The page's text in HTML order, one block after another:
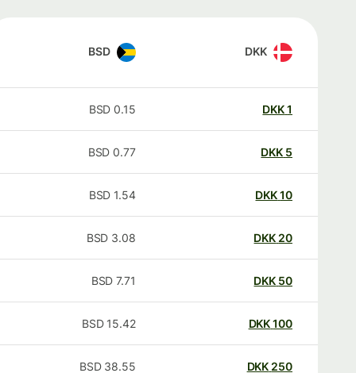
DKK
BSD
DKK
0.15
BSD
DKK
0.77
BSD
DKK
1.54
BSD
20
DKK
3.08
BSD
50
DKK
7.71
BSD
100
DKK
15.42
BSD
250
DKK
38.55
BSD